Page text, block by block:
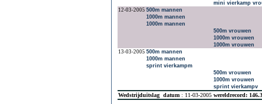
mini vierkamp
12-03-2005 500m mannen
1000m mannen
1000m mannen
500m vrouwen
1000m vrouwen
1000m vrouwen
13-03-2005 500m mannen
1000m mannen
sprint vierkampm
500m vrouwen
1000m vrouwen
sprint vierkampv
Wedstrijduitslag datum : 11-03-2005 wereldrecord: